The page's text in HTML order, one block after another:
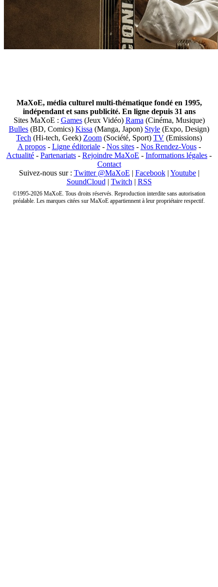
MaXoE, média culturel multi-thématique fondé en 1995,
indépendant et sans publicité. En ligne depuis 31 ans
Sites MaXoE : Games(Jeux Vidéo) Rama (Cinéma, Musique)
Bulles (BD, Comics) Kissa (Manga, Japon) Style (Expo, Design)
Tech (Hi-tech, Geek) Zoom (Société, Sport) TV (Emissions)
A propos- Ligne éditoriale- Nos sites- Nos Rendez-Vous-
Actualité - Partenariats - Rejoindre MaXoE - Informations légales -
Contact
Suivez-nous sur : Twitter @MaXoE | Facebook| Youtube|
SoundCloud | Twitch | RSS
©1995-2026 MaXoE. Tous droits réservés. Reproduction interdite sans autorisation
préalable. Les marques citées sur MaXoE appartiennent à leur propriétaire respectif.